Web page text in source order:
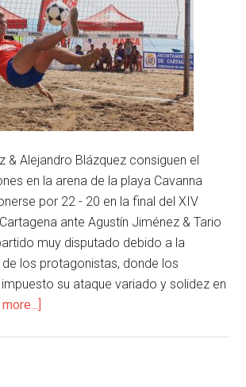
& Alejandro Blázquez consiguen el
en la arena de la playa Cavanna
por 22 - 20 en la final del XIV
ante Agustín Jiménez & Tario
muy disputado debido a la
los protagonistas, donde los
su ataque variado y solidez en